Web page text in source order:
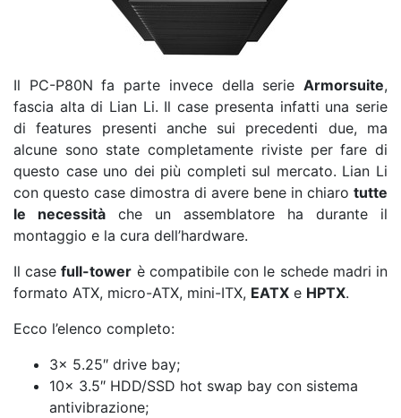
Il PC-P80N fa parte invece della serie Armorsuite,
fascia alta di Lian Li. Il case presenta infatti una serie
di features presenti anche sui precedenti due, ma
alcune sono state completamente riviste per fare di
questo case uno dei più completi sul mercato. Lian Li
con questo case dimostra di avere bene in chiaro tutte
le necessità che un assemblatore ha durante il
montaggio e la cura dell’hardware.
Il casefull-tower è compatibile con le schede madri in
formato ATX, micro-ATX, mini-ITX, EATX e HPTX.
Ecco l’elenco completo:
3x 5.25″ drive bay;
10x 3.5″ HDD/SSD hot swap bay con sistema
antivibrazione;